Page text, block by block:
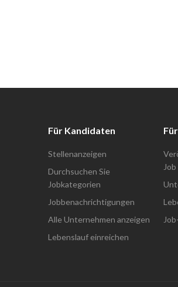
Für Kandidaten
Stellenanzeigen
Durchsuchen Sie
Jobkategorien
Jobbenachrichtigungen
Alle Unternehmen anzeigen
Lebenslauf einreichen
Job